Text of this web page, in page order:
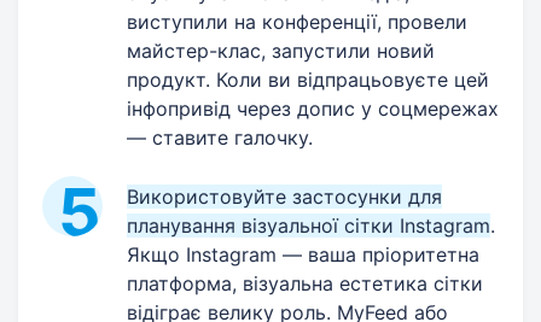
виступили на конференції, провели
майстер-клас, запустили новий
продукт. Коли ви відпрацьовуєте цей
інфопривід через допис у соцмережах
— ставите галочку.
Використовуйте застосунки для
планування візуальної сітки Instagram.
Якщо Instagram — ваша пріоритетна
платформа, візуальна естетика сітки
відіграє велику роль. MyFeed або